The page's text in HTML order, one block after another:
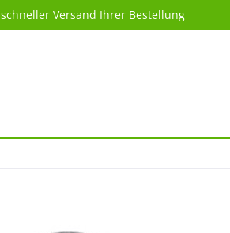
schneller Versand Ihrer Bestellung